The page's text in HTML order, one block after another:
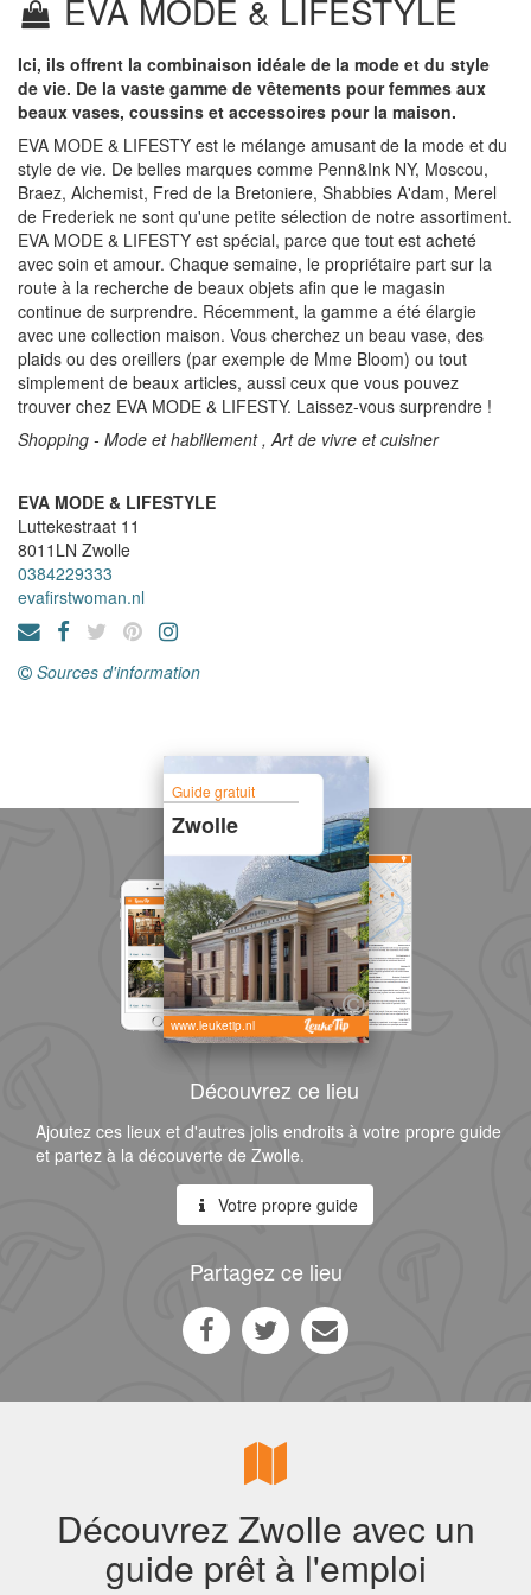
EVA MODE & LIFESTYLE
Ici, ils offrent la combinaison idéale de la mode et du style
de vie. De la vaste gamme de vêtements pour femmes aux
beaux vases, coussins et accessoires pour la maison.
EVA MODE & LIFESTY est le mélange amusant de la mode et du
style de vie. De belles marques comme Penn&Ink NY, Moscou,
Braez, Alchemist, Fred de la Bretoniere, Shabbies A'dam, Merel
de Frederiek ne sont qu'une petite sélection de notre assortiment.
EVA MODE & LIFESTY est spécial, parce que tout est acheté
avec soin et amour. Chaque semaine, le propriétaire part sur la
route à la recherche de beaux objets afin que le magasin
continue de surprendre. Récemment, la gamme a été élargie
avec une collection maison. Vous cherchez un beau vase, des
plaids ou des oreillers (par exemple de Mme Bloom) ou tout
simplement de beaux articles, aussi ceux que vous pouvez
trouver chez EVA MODE & LIFESTY. Laissez-vous surprendre !
Shopping - Mode et habillement , Art de vivre et cuisiner
EVA MODE & LIFESTYLE
Luttekestraat 11
8011LN Zwolle
0384229333
evafirstwoman.nl
Sources d'information
Guide gratuit
Zwolle
www.leuketip.nl
Découvrez ce lieu
Ajoutez ces lieux et d'autres jolis endroits à votre propre guide
et partez à la découverte de Zwolle.
Votre propre guide
Partagez ce lieu
Découvrez Zwolle avec un
guide prêt à l'emploi